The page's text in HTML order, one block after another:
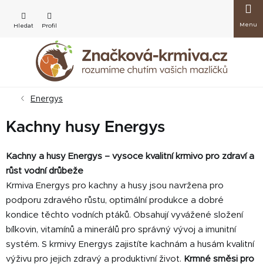
obsah
košík
Energys
Kachny husy Energys
Kachny a husy Energys – vysoce kvalitní krmivo pro zdraví a
růst vodní drůbeže
Krmiva Energys pro kachny a husy jsou navržena pro
podporu zdravého růstu, optimální produkce a dobré
kondice těchto vodních ptáků. Obsahují vyvážené složení
bílkovin, vitamínů a minerálů pro správný vývoj a imunitní
systém. S krmivy Energys zajistíte kachnám a husám kvalitní
výživu pro jejich zdravý a produktivní život. Krmné směsi pro